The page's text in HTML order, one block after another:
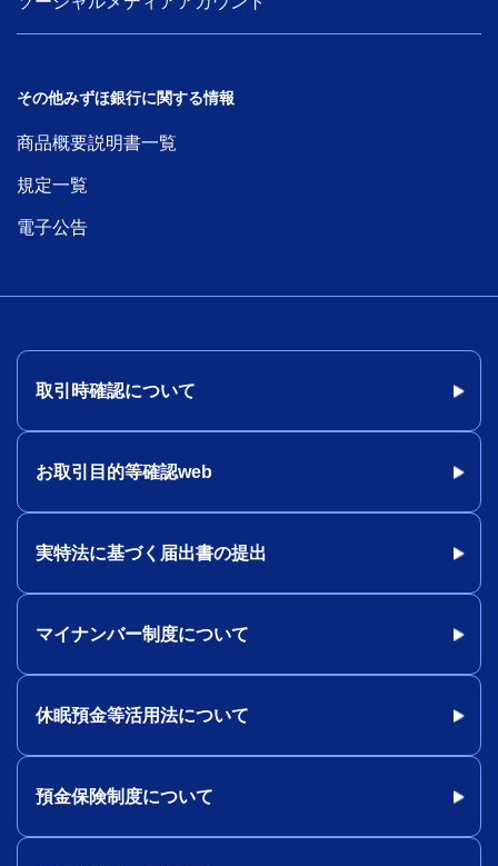
その他みずほ銀行に関する情報
商品概要説明書一覧
規定一覧
電子公告
取引時確認について
お取引目的等確認web
実特法に基づく届出書の提出
マイナンバー制度について
休眠預金等活用法について
預金保険制度について